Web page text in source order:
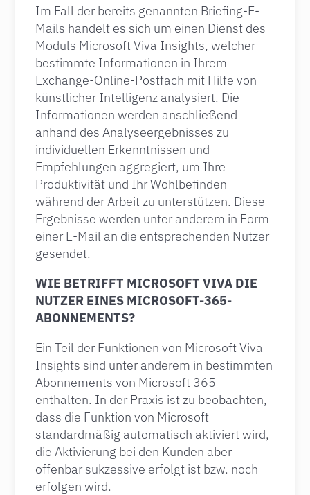
Im Fall der bereits genannten Briefing-E-
Mails handelt es sich um einen Dienst des
Moduls Microsoft Viva Insights, welcher
bestimmte Informationen in Ihrem
Exchange-Online-Postfach mit Hilfe von
künstlicher Intelligenz analysiert. Die
Informationen werden anschließend
anhand des Analyseergebnisses zu
individuellen Erkenntnissen und
Empfehlungen aggregiert, um Ihre
Produktivität und Ihr Wohlbefinden
während der Arbeit zu unterstützen. Diese
Ergebnisse werden unter anderem in Form
einer E-Mail an die entsprechenden Nutzer
gesendet.
WIE BETRIFFT MICROSOFT VIVA DIE
NUTZER EINES MICROSOFT-365-
ABONNEMENTS?
Ein Teil der Funktionen von Microsoft Viva
Insights sind unter anderem in bestimmten
Abonnements von Microsoft 365
enthalten. In der Praxis ist zu beobachten,
dass die Funktion von Microsoft
standardmäßig automatisch aktiviert wird,
die Aktivierung bei den Kunden aber
offenbar sukzessive erfolgt ist bzw. noch
erfolgen wird.